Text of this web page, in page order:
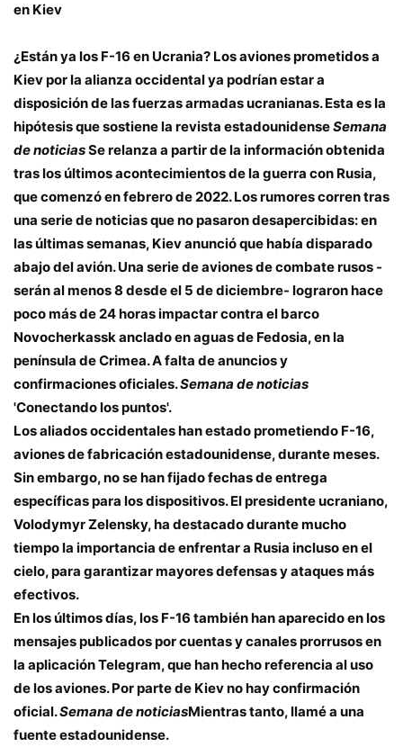
en Kiev
¿Están ya los F-16 en Ucrania? Los aviones prometidos a
Kiev por la alianza occidental ya podrían estar a
disposición de las fuerzas armadas ucranianas. Esta es la
hipótesis que sostiene la revista estadounidenseSemana
de noticiasSe relanza a partir de la información obtenida
tras los últimos acontecimientos de la guerra con Rusia,
que comenzó en febrero de 2022. Los rumores corren tras
una serie de noticias que no pasaron desapercibidas: en
las últimas semanas, Kiev anunció que había disparado
abajo del avión. Una serie de aviones de combate rusos -
serán al menos 8 desde el 5 de diciembre- lograron hace
poco más de 24 horas impactar contra el barco
Novocherkassk anclado en aguas de Fedosia, en la
península de Crimea. A falta de anuncios y
confirmaciones oficiales.Semana de noticias
'Conectando los puntos'.
Los aliados occidentales han estado prometiendo F-16,
aviones de fabricación estadounidense, durante meses.
Sin embargo, no se han fijado fechas de entrega
específicas para los dispositivos. El presidente ucraniano,
Volodymyr Zelensky, ha destacado durante mucho
tiempo la importancia de enfrentar a Rusia incluso en el
cielo, para garantizar mayores defensas y ataques más
efectivos.
En los últimos días, los F-16 también han aparecido en los
mensajes publicados por cuentas y canales prorrusos en
la aplicación Telegram, que han hecho referencia al uso
de los aviones. Por parte de Kiev no hay confirmación
oficial.Semana de noticiasMientras tanto, llamé a una
fuente estadounidense.